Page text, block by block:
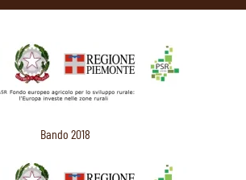
Bando 2018